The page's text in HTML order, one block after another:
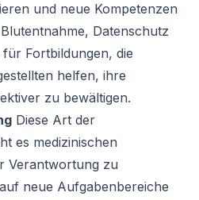
und neue Kompetenzen
Datenschutz
für Fortbildungen, die
helfen, ihre
zu bewältigen.
Diese Art der
es medizinischen
Verantwortung zu
neue Aufgabenbereiche